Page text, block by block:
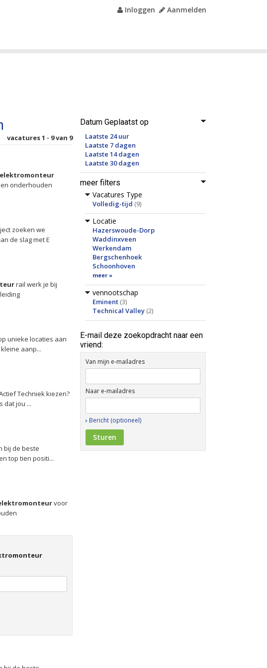
Inloggen Aanmelden
Datum Geplaatst op
Laatste 24 uur
Laatste 7 dagen
Laatste 14 dagen
Laatste 30 dagen
meer filters
Vacatures Type
Volledig-tijd (9)
Locatie
Hazerswoude-Dorp
Waddinxveen
Werkendam
Bergschenhoek
Schoonhoven
meer »
vennootschap
Eminent (3)
Technical Valley (2)
E-mail deze zoekopdracht naar een
vriend:
Van mijn e-mailadres
Naar e-mailadres
Bericht (optioneel)
vacatures 1 - 9 van 9
elektromonteur
onderhouden
zoeken we
de slag met E
rail werk je bij
unieke locaties aan
aanp...
Techniek kiezen?
dat jou ...
bij de beste
top tien positi...
voor